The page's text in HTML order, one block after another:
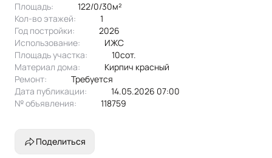
Площадь:
122/0/30м²
Кол-во этажей:
1
Год постройки:
2026
Использование:
ИЖС
Площадь участка:
10сот.
Материал дома:
кирпич красный
Ремонт:
Требуется
Дата публикации:
14.05.2026 07:00
№ объявления:
118759
Поделиться